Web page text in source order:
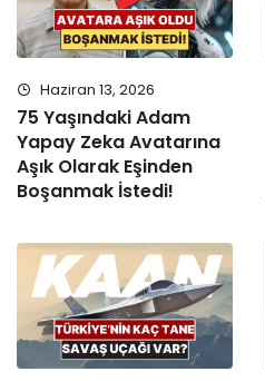
Haziran 13, 2026
75 Yaşındaki Adam
Yapay Zeka Avatarına
Aşık Olarak Eşinden
Boşanmak İstedi!